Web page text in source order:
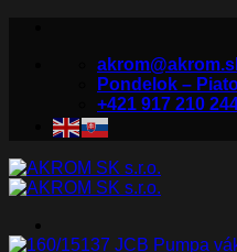
Pondelok –
+421 917 210